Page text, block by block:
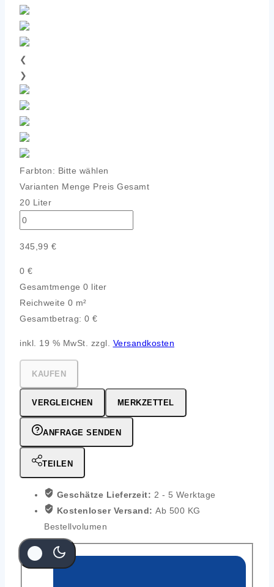
❮
❯
Farbton: Bitte wählen
Varianten Menge Preis Gesamt
20 Liter
345,99 €
0 €
Gesamtmenge 0 liter
Reichweite 0 m²
Gesamtbetrag: 0 €
inkl. 19 % MwSt. zzgl. Versandkosten
KAUFEN
VERGLEICHEN MERKZETTEL
ANFRAGE SENDEN
TEILEN
Geschätze Lieferzeit: 2 - 5 Werktage
Kostenloser Versand: Ab 500 KG
Bestellvolumen